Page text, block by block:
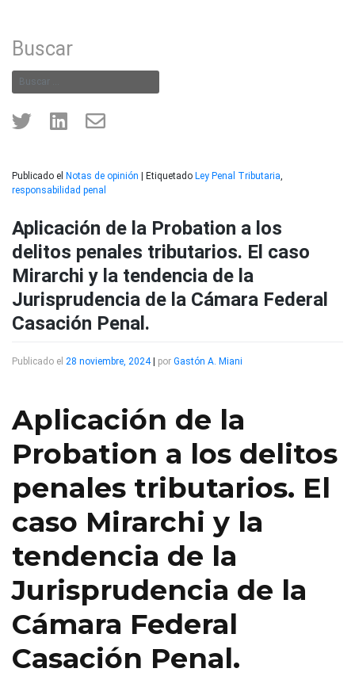
Buscar
Publicado el Notas de opinión Etiquetado Ley Penal Tributaria,
responsabilidad penal
Aplicación de la Probation a los
delitos penales tributarios. El caso
Mirarchi y la tendencia de la
Jurisprudencia de la Cámara Federal
Casación Penal.
Publicado el 28 noviembre, 2024| por Gastón A. Miani
Aplicación de la
Probation a los delitos
penales tributarios. El
caso Mirarchi y la
tendencia de la
Jurisprudencia de la
Cámara Federal
Casación Penal.